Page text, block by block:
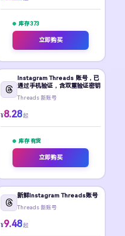
库存 373
立即购买
Instagram Threads 账号，已
通过手机验证，含双重验证密钥
Threads 新账号
¥8.28 起
库存 有货
立即购买
新鲜Instagram Threads账号
Threads 新账号
¥9.48 起